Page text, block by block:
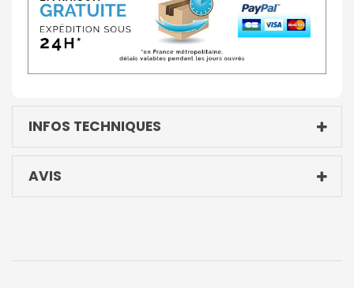
INFOS TECHNIQUES
AVIS